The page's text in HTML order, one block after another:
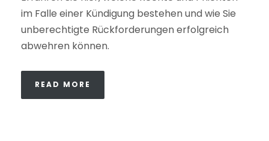
im Falle einer Kündigung bestehen und wie Sie
unberechtigte Rückforderungen erfolgreich
abwehren können.
READ MORE